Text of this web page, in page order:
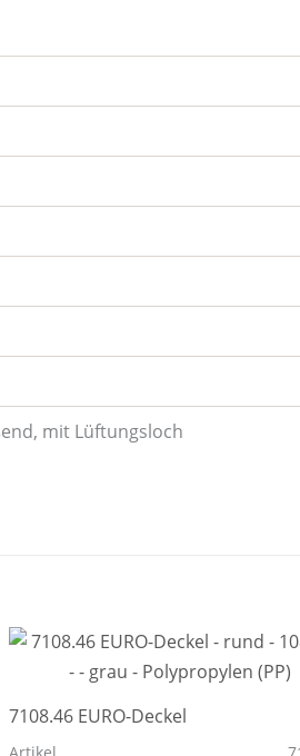
mit Lüftungsloch
7108.46 EURO-Deckel